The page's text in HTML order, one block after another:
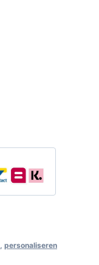
personaliseren